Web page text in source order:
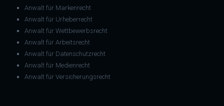
Anwalt für Markenrecht
Anwalt für Urheberrecht
Anwalt für Wettbewerbsrecht
Anwalt für Arbeitsrecht
Anwalt für Datenschutzrecht
Anwalt für Medienrecht
Anwalt für Versicherungsrecht